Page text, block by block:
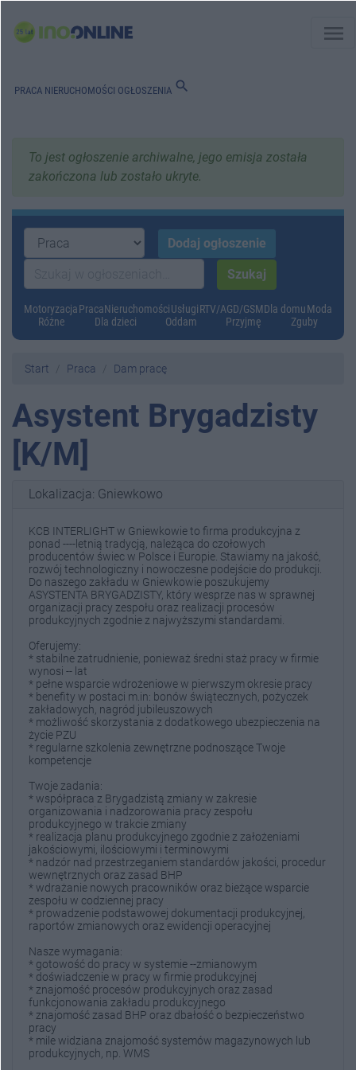
menu
PRACA NIERUCHOMOŚCI OGŁOSZENIA search
To jest ogłoszenie archiwalne, jego emisja została
zakończona lub zostało ukryte.
MotoryzacjaPracaNieruchomościUsługiRTV/AGD/GSMDla domuModa
Różne
Dla dzieci Oddam Przyjmę Zguby
Start Praca Dam pracę
Asystent Brygadzisty
[K/M]
Lokalizacja: Gniewkowo
KCB INTERLIGHT w Gniewkowie to firma produkcyjna z
ponad ----letnią tradycją, należąca do czołowych
producentów świec w Polsce i Europie. Stawiamy na jakość,
rozwój technologiczny i nowoczesne podejście do produkcji.
Do naszego zakładu w Gniewkowie poszukujemy
ASYSTENTA BRYGADZISTY, który wesprze nas w sprawnej
organizacji pracy zespołu oraz realizacji procesów
produkcyjnych zgodnie z najwyższymi standardami.
Oferujemy:
* stabilne zatrudnienie, ponieważ średni staż pracy w firmie
wynosi -- lat
* pełne wsparcie wdrożeniowe w pierwszym okresie pracy
* benefity w postaci m.in: bonów świątecznych, pożyczek
zakładowych, nagród jubileuszowych
* możliwość skorzystania z dodatkowego ubezpieczenia na
życie PZU
* regularne szkolenia zewnętrzne podnoszące Twoje
kompetencje
Twoje zadania:
* współpraca z Brygadzistą zmiany w zakresie
organizowania i nadzorowania pracy zespołu
produkcyjnego w trakcie zmiany
* realizacja planu produkcyjnego zgodnie z założeniami
jakościowymi, ilościowymi i terminowymi
* nadzór nad przestrzeganiem standardów jakości, procedur
wewnętrznych oraz zasad BHP
* wdrażanie nowych pracowników oraz bieżące wsparcie
zespołu w codziennej pracy
* prowadzenie podstawowej dokumentacji produkcyjnej,
raportów zmianowych oraz ewidencji operacyjnej
Nasze wymagania:
* gotowość do pracy w systemie --zmianowym
* doświadczenie w pracy w firmie produkcyjnej
* znajomość procesów produkcyjnych oraz zasad
funkcjonowania zakładu produkcyjnego
* znajomość zasad BHP oraz dbałość o bezpieczeństwo
pracy
* mile widziana znajomość systemów magazynowych lub
produkcyjnych, np. WMS